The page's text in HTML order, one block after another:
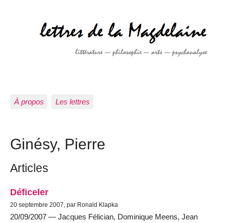
À propos Les lettres
Ginésy, Pierre
Articles
Déficeler
20 septembre 2007, par Ronald Klapka
20/09/2007 — Jacques Félician, Dominique Meens, Jean